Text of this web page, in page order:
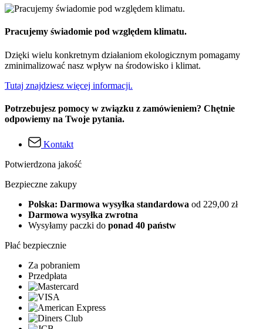
Pracujemy świadomie pod względem klimatu.
Dzięki wielu konkretnym działaniom ekologicznym pomagamy
zminimalizować nasz wpływ na środowisko i klimat.
Tutaj znajdziesz więcej informacji.
Potrzebujesz pomocy w związku z zamówieniem? Chętnie
odpowiemy na Twoje pytania.
Kontakt
Potwierdzona jakość
Bezpieczne zakupy
Polska: Darmowa wysyłka standardowa od 229,00 zł
Darmowa wysyłka zwrotna
Wysyłamy paczki do ponad 40 państw
Płać bezpiecznie
Za pobraniem
Przedpłata